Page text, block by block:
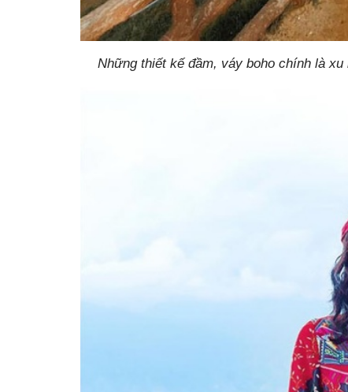
Những thiết kế đầm, váy boho chính là